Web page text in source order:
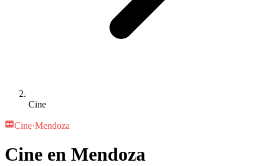
Cine
Cine·Mendoza
Cine en Mendoza